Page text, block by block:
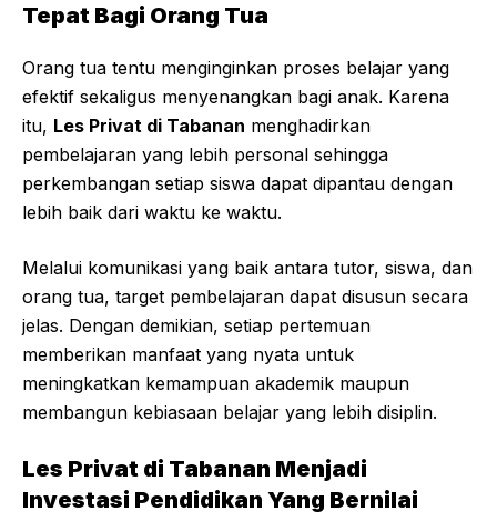
Tepat Bagi Orang Tua
Orang tua tentu menginginkan proses belajar yang
efektif sekaligus menyenangkan bagi anak. Karena
itu, Les Privat di Tabanan menghadirkan
pembelajaran yang lebih personal sehingga
perkembangan setiap siswa dapat dipantau dengan
lebih baik dari waktu ke waktu.
Melalui komunikasi yang baik antara tutor, siswa, dan
orang tua, target pembelajaran dapat disusun secara
jelas. Dengan demikian, setiap pertemuan
memberikan manfaat yang nyata untuk
meningkatkan kemampuan akademik maupun
membangun kebiasaan belajar yang lebih disiplin.
Les Privat di Tabanan Menjadi
Investasi Pendidikan Yang Bernilai